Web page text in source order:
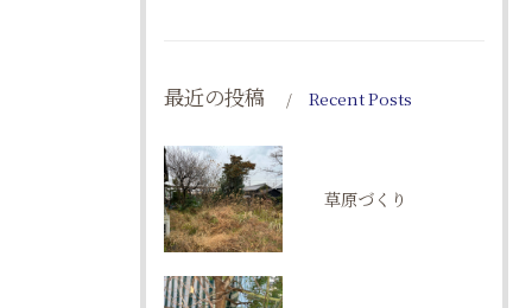
最近の投稿 Recent Posts
草原づくり